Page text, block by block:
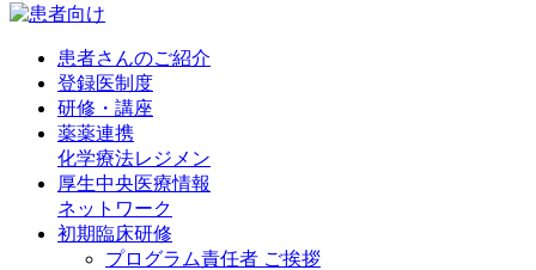
患者さんのご紹介
登録医制度
研修・講座
薬薬連携
化学療法レジメン
厚生中央医療情報
ネットワーク
初期臨床研修
プログラム責任者 ご挨拶